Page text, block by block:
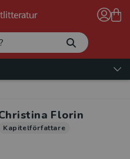
Florin
Kapitelförfattare